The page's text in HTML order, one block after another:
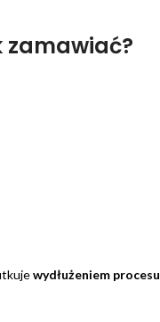
zamawiać?
wydłużeniem procesu